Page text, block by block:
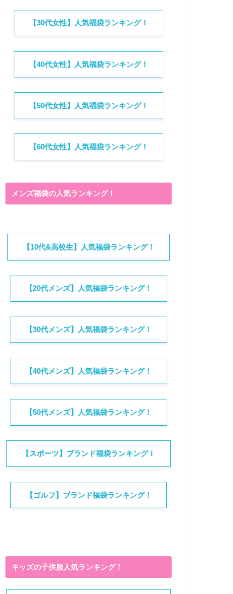
【30代女性】人気福袋ランキング！
【40代女性】人気福袋ランキング！
【50代女性】人気福袋ランキング！
【60代女性】人気福袋ランキング！
メンズ福袋の人気ランキング！
【10代&高校生】人気福袋ランキング！
【20代メンズ】人気福袋ランキング！
【30代メンズ】人気福袋ランキング！
【40代メンズ】人気福袋ランキング！
【50代メンズ】人気福袋ランキング！
【スポーツ】ブランド福袋ランキング！
【ゴルフ】ブランド福袋ランキング！
キッズの子供服人気ランキング！